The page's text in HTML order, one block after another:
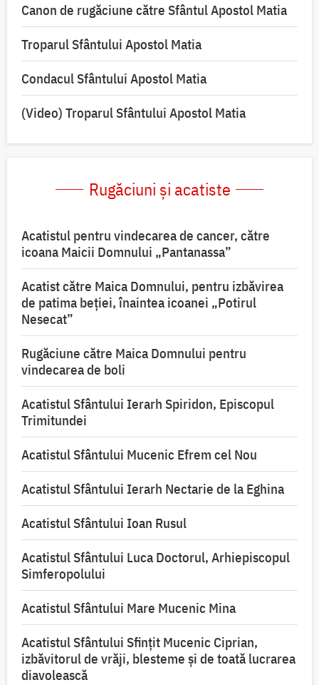
Canon de rugăciune către Sfântul Apostol Matia
Troparul Sfântului Apostol Matia
Condacul Sfântului Apostol Matia
(Video) Troparul Sfântului Apostol Matia
Rugăciuni și acatiste
Acatistul pentru vindecarea de cancer, către
icoana Maicii Domnului „Pantanassa”
Acatist către Maica Domnului, pentru izbăvirea
de patima beției, înaintea icoanei „Potirul
Nesecat”
Rugăciune către Maica Domnului pentru
vindecarea de boli
Acatistul Sfântului Ierarh Spiridon, Episcopul
Trimitundei
Acatistul Sfântului Mucenic Efrem cel Nou
Acatistul Sfântului Ierarh Nectarie de la Eghina
Acatistul Sfântului Ioan Rusul
Acatistul Sfântului Luca Doctorul, Arhiepiscopul
Simferopolului
Acatistul Sfântului Mare Mucenic Mina
Acatistul Sfântului Sfințit Mucenic Ciprian,
izbăvitorul de vrăji, blesteme și de toată lucrarea
diavolească